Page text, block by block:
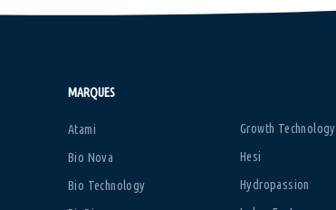
MARQUES
Atami
Bio Nova
Bio Technology
Growth Technology
Hesi
Hydropassion